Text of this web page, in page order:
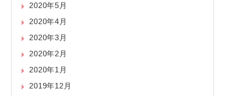
2020年5月
2020年4月
2020年3月
2020年2月
2020年1月
2019年12月